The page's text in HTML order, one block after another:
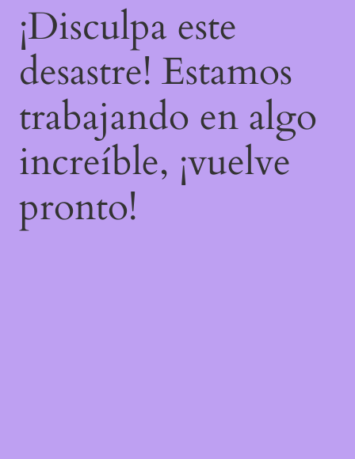
¡Disculpa este
desastre! Estamos
trabajando en algo
increíble, ¡vuelve
pronto!